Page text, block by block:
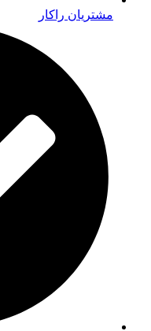
مشتریان راکار